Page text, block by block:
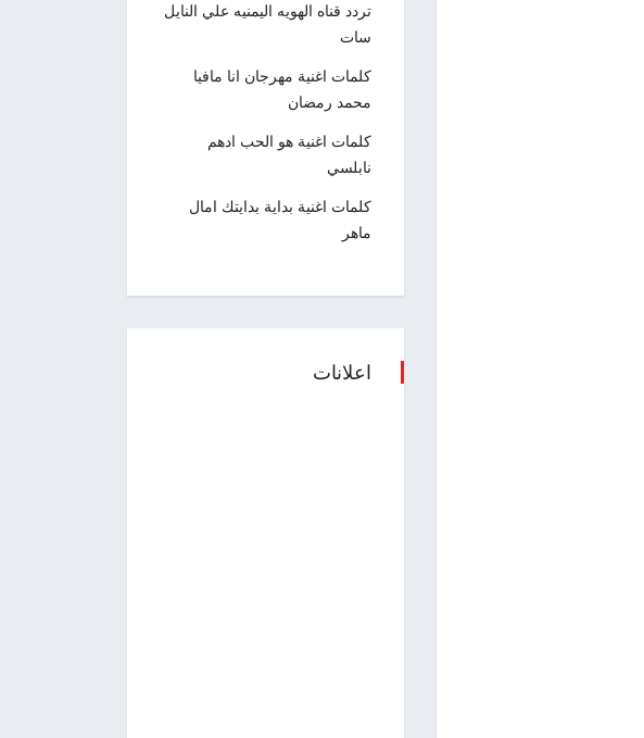
تردد قناه الهويه اليمنيه علي النايل
سات
كلمات اغنية مهرجان انا مافيا
محمد رمضان
كلمات اغنية هو الحب ادهم
نابلسي
كلمات اغنية بداية بدايتك امال
ماهر
اعلانات